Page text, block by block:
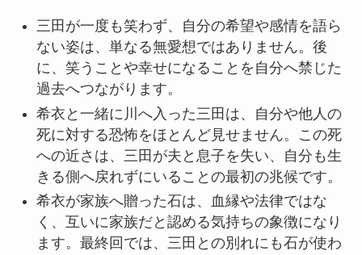
三田が一度も笑わず、自分の希望や感情を語ら
ない姿は、単なる無愛想ではありません。後
に、笑うことや幸せになることを自分へ禁じた
過去へつながります。
希衣と一緒に川へ入った三田は、自分や他人の
死に対する恐怖をほとんど見せません。この死
への近さは、三田が夫と息子を失い、自分も生
きる側へ戻れずにいることの最初の兆候です。
希衣が家族へ贈った石は、血縁や法律ではな
く、互いに家族だと認める気持ちの象徴になり
ます。最終回では、三田との別れにも石が使わ